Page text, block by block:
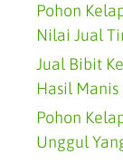
Pohon
Nilai Jual
Jual Bibit
Hasil
Pohon
Unggul